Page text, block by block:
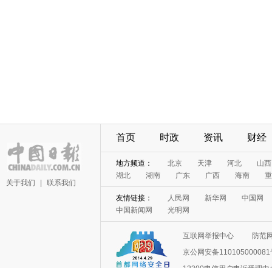
关于我们 联系我们
首页 时政 资讯 财经
地方频道： 北京 天津 河北
山西
湖北
湖南 广东 广西 海南
友情链接： 人民网 新华网
中国网
中国新闻网
光明网
互联网举报中心
防范
京公网安备110105000081